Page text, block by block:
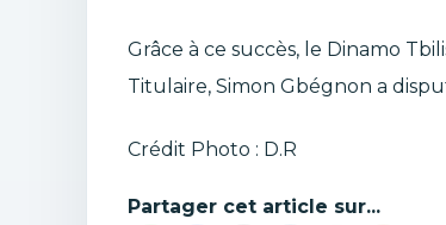
Grâce à ce succès, le Dinamo
Titulaire, Simon Gbégnon a
Crédit Photo : D.R
Partager cet article sur...